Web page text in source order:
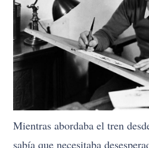
Mientras abordaba el tren
sabía que necesitaba